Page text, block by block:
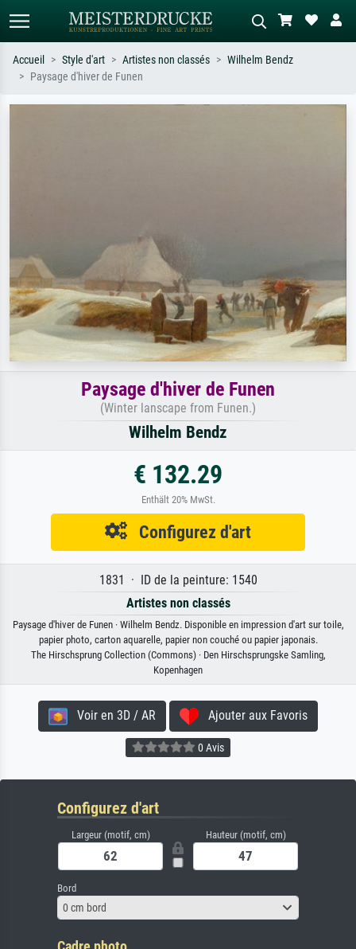
Accueil Style d'art Artistes non classés
Wilhelm Bendz
Paysage d'hiver de Funen
Paysage d'hiver de Funen
(Winter lanscape from Funen.)
Wilhelm Bendz
€ 132.29
Enthält 20% MwSt.
Configurez d'art
1831 · ID de la peinture: 1540
Artistes non classés
Paysage d'hiver de Funen · Wilhelm Bendz. Disponible en impression d'art sur toile,
papier photo, carton aquarelle, papier non couché ou papier japonais.
The Hirschsprung Collection (Commons) · Den Hirschsprungske Samling,
Kopenhagen
Voir en 3D / AR Ajouter aux Favoris
0 Avis
Configurez d'art
Largeur (motif, cm) Hauteur (motif, cm)
Bord
0 cm bord